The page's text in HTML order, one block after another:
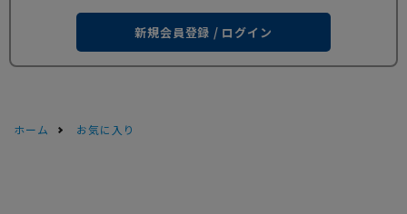
新規会員登録 / ログイン
ホーム お気に入り